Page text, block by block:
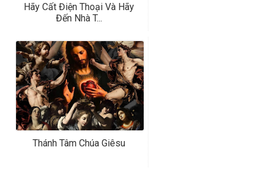
Hãy Cất Điện Thoại Và Hãy
Đến Nhà T...
Thánh Tâm Chúa Giêsu